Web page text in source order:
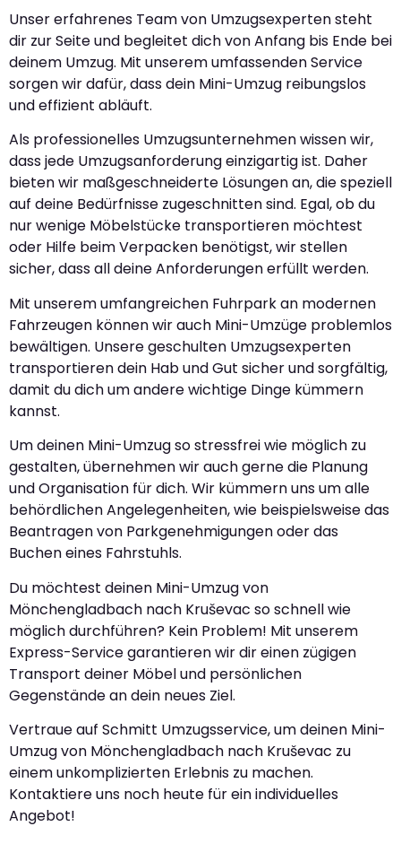
Unser erfahrenes Team von Umzugsexperten steht
dir zur Seite und begleitet dich von Anfang bis Ende bei
deinem Umzug. Mit unserem umfassenden Service
sorgen wir dafür, dass dein Mini-Umzug reibungslos
und effizient abläuft.
Als professionelles Umzugsunternehmen wissen wir,
dass jede Umzugsanforderung einzigartig ist. Daher
bieten wir maßgeschneiderte Lösungen an, die speziell
auf deine Bedürfnisse zugeschnitten sind. Egal, ob du
nur wenige Möbelstücke transportieren möchtest
oder Hilfe beim Verpacken benötigst, wir stellen
sicher, dass all deine Anforderungen erfüllt werden.
Mit unserem umfangreichen Fuhrpark an modernen
Fahrzeugen können wir auch Mini-Umzüge problemlos
bewältigen. Unsere geschulten Umzugsexperten
transportieren dein Hab und Gut sicher und sorgfältig,
damit du dich um andere wichtige Dinge kümmern
kannst.
Um deinen Mini-Umzug so stressfrei wie möglich zu
gestalten, übernehmen wir auch gerne die Planung
und Organisation für dich. Wir kümmern uns um alle
behördlichen Angelegenheiten, wie beispielsweise das
Beantragen von Parkgenehmigungen oder das
Buchen eines Fahrstuhls.
Du möchtest deinen Mini-Umzug von
Mönchengladbach nach Kruševac so schnell wie
möglich durchführen? Kein Problem! Mit unserem
Express-Service garantieren wir dir einen zügigen
Transport deiner Möbel und persönlichen
Gegenstände an dein neues Ziel.
Vertraue auf Schmitt Umzugsservice, um deinen Mini-
Umzug von Mönchengladbach nach Kruševac zu
einem unkomplizierten Erlebnis zu machen.
Kontaktiere uns noch heute für ein individuelles
Angebot!